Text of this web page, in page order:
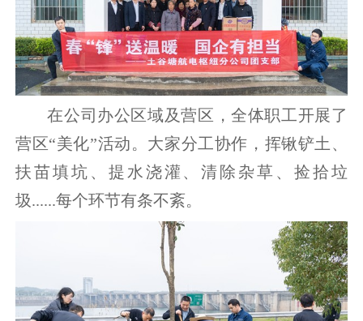
在公司办公区域及营区，全体职工开展了
营区“美化”活动。大家分工协作，挥锹铲土、
扶苗填坑、提水浇灌、清除杂草、捡拾垃
圾......每个环节有条不紊。